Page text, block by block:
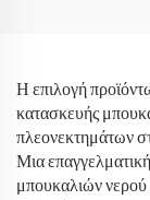
Η επιλογή
κατασκευής
πλεονεκτημάτων
Μια
μπουκαλιών νερού